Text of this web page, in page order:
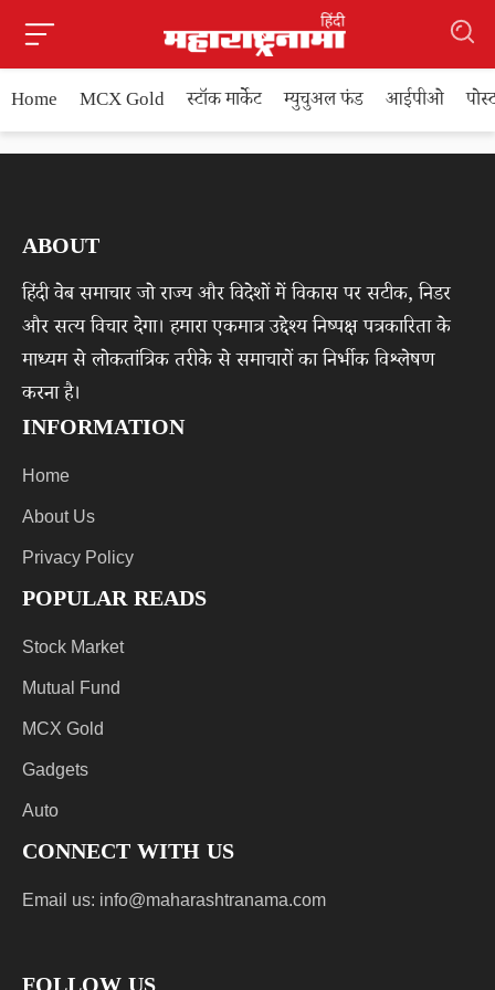
Home MCX Gold स्टॉक मार्केट म्युचुअल फंड आईपीओ
ABOUT
हिंदी वेब समाचार जो राज्य और विदेशों में विकास पर सटीक, निडर
और सत्य विचार देगा। हमारा एकमात्र उद्देश्य निष्पक्ष पत्रकारिता के
माध्यम से लोकतांत्रिक तरीके से समाचारों का निर्भीक विश्लेषण
करना है।
INFORMATION
Home
About Us
Privacy Policy
POPULAR READS
Stock Market
Mutual Fund
MCX Gold
Gadgets
Auto
CONNECT WITH US
Email us: info@maharashtranama.com